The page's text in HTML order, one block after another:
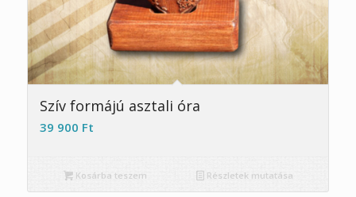
Szív formájú asztali óra
39 900 Ft
Kosárba teszem Részletek mutatása